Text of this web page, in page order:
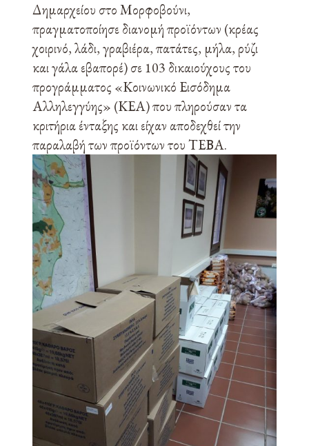
Δημαρχείου στο Μορφοβούνι,
πραγματοποίησε διανομή προϊόντων (κρέας
χοιρινό, λάδι, γραβιέρα, πατάτες, μήλα, ρύζι
και γάλα εβαπορέ) σε 103 δικαιούχους του
προγράμματος «Κοινωνικό Εισόδημα
Αλληλεγγύης» (ΚΕΑ) που πληρούσαν τα
κριτήρια ένταξης και είχαν αποδεχθεί την
παραλαβή των προϊόντων του ΤΕΒΑ.